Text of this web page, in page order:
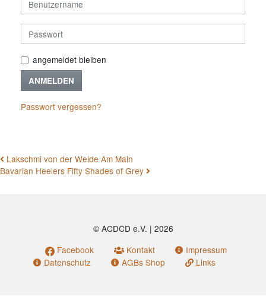
angemeldet bleiben
ANMELDEN
Passwort vergessen?
BEITRAGSNAVIGATION
Lakschmi von der Weide Am Main
Bavarian Heelers Fifty Shades of Grey
© ACDCD e.V. | 2026
Facebook
Kontakt
Impressum
Datenschutz
AGBs Shop Links